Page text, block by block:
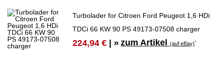
Turbolader for Citroen Ford Peugeot 1,6 HDi
TDCi 66 KW 90 PS 49173-07508 charger
224,94 € | » zum Artikel(auf eBay)*